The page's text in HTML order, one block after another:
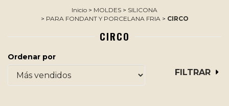
Inicio > MOLDES > SILICONA
> PARA FONDANT Y PORCELANA FRIA > CIRCO
CIRCO
Ordenar por
FILTRAR